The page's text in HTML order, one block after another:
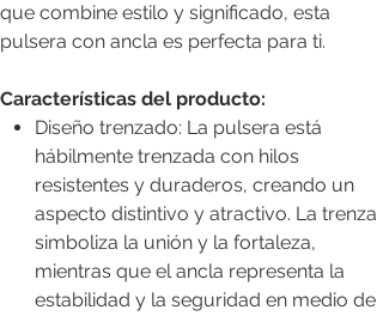
que combine estilo y significado, esta
pulsera con ancla es perfecta para ti.
Características del producto:
Diseño trenzado: La pulsera está
hábilmente trenzada con hilos
resistentes y duraderos, creando un
aspecto distintivo y atractivo. La trenza
simboliza la unión y la fortaleza,
mientras que el ancla representa la
estabilidad y la seguridad en medio de